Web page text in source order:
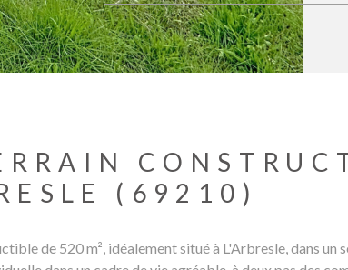
(69210)
de 520 m², idéalement situé à L'Arbresle, dans un